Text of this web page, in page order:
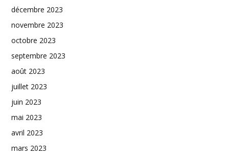
décembre 2023
novembre 2023
octobre 2023
septembre 2023
août 2023
juillet 2023
juin 2023
mai 2023
avril 2023
mars 2023